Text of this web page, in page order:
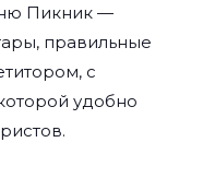
Пикник —
правильные
с
удобно